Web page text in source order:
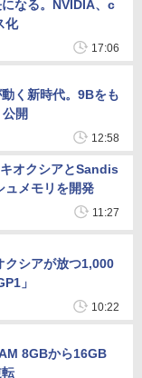
なる。NVIDIA、c
化
17:06
く新時代。9Bをも
開
12:58
オクシアとSandis
ュメモリを開発
11:27
クシアが放つ1,000
」
10:22
8GBから16GB